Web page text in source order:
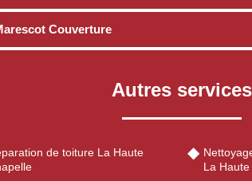
Couverture
Autres services
de toiture La Haute
La